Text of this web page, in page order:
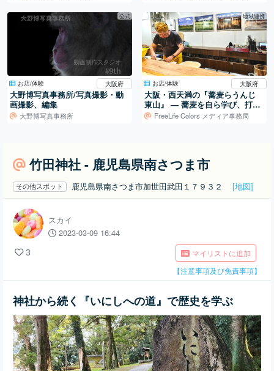
公式
お店/体験 大阪府
大野博写真事務所/写真撮影・動
画撮影、編集
大野博写真事務所
地域連携
お店/体験 大阪府
大阪・西天満の『蕎麦らうんじ
東山』 ― 蕎麦を自ら学び、打ち
続ける日常
FreeLife Colors メディア事務局
竹田神社 - 鹿児島県南さつま市
その他スポット 鹿児島県南さつま市加世田武田１７９３２ [地図]
スカイ
2023-03-09 16:44
3
マイリストに追加
【注意事項及び免責事項】
神社から続く『いにしへの道』で歴史を学ぶ